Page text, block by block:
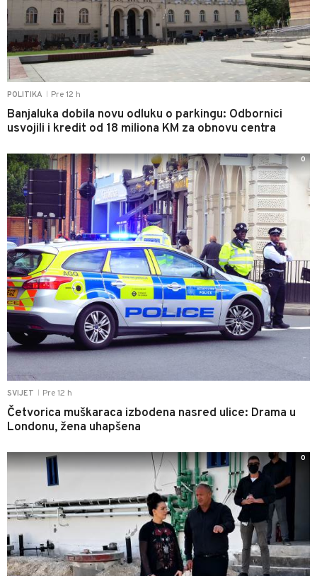
POLITIKA Pre 12 h
Banjaluka dobila novu odluku o parkingu: Odbornici
usvojili i kredit od 18 miliona KM za obnovu centra
SVIJET Pre 12 h
Četvorica muškaraca izbodena nasred ulice: Drama u
Londonu, žena uhapšena
0
0